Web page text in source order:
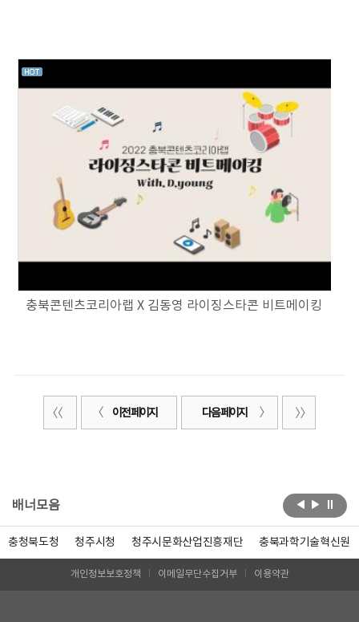
충북콘텐츠코리아랩 X 김동영 라이징스타콘 비트메이킹
이전 페이지 다음 페이지
배너모음
충청북도청 청주시청 청주시문화산업진흥재단 충북과학기술혁신원
개인정보보호정책 이메일무단수집거부 이용약관